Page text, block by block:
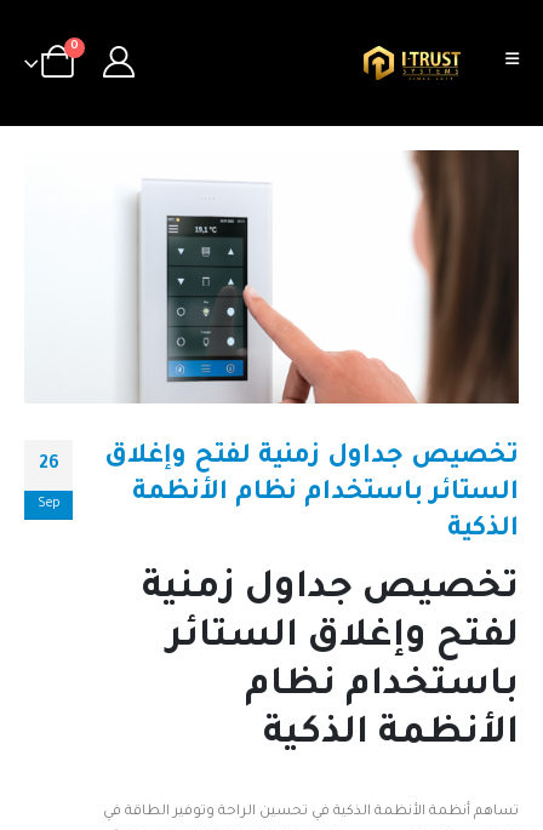
0
26
Sep
تخصيص جداول زمنية لفتح وإغلاق
الستائر باستخدام نظام الأنظمة
الذكية
تخصيص جداول زمنية
لفتح وإغلاق الستائر
باستخدام نظام
الأنظمة الذكية
تساهم أنظمة الأنظمة الذكية في تحسين الراحة وتوفير الطاقة في